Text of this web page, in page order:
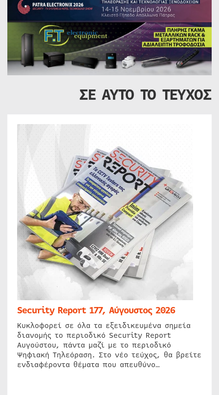
ΣΕ ΑΥΤΟ ΤΟ ΤΕΥΧΟΣ
Security Report 177, Αύγουστος 2026
Κυκλοφορεί σε όλα τα εξειδικευμένα σημεία
διανομής το περιοδικό Security Report
Αυγούστου, πάντα μαζί με το περιοδικό
Ψηφιακή Τηλεόραση. Στο νέο τεύχος, θα βρείτε
ενδιαφέροντα θέματα που απευθύνο…